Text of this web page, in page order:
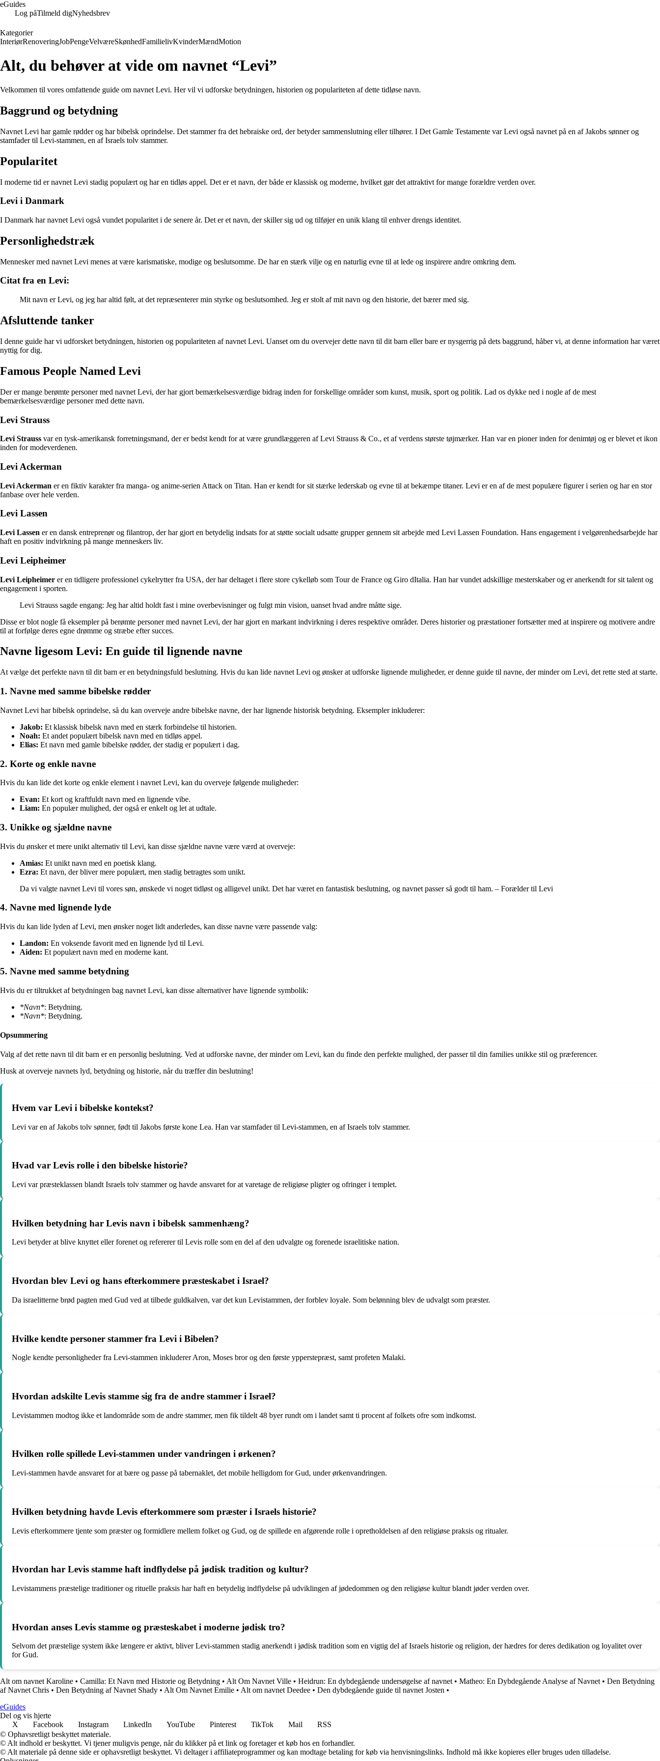
eGuides
Log påTilmeld digNyhedsbrev
Kategorier
InteriørRenoveringJobPengeVelværeSkønhedFamilielivKvinderMændMotion
Alt, du behøver at vide om navnet “Levi”
Velkommen til vores omfattende guide om navnet Levi. Her vil vi udforske betydningen, historien og populariteten af dette tidløse navn.
Baggrund og betydning
Navnet Levi har gamle rødder og har bibelsk oprindelse. Det stammer fra det hebraiske ord, der betyder sammenslutning eller tilhører. I Det Gamle Testamente var Levi også navnet på en af Jakobs sønner og
stamfader til Levi-stammen, en af Israels tolv stammer.
Popularitet
I moderne tid er navnet Levi stadig populært og har en tidløs appel. Det er et navn, der både er klassisk og moderne, hvilket gør det attraktivt for mange forældre verden over.
Levi i Danmark
I Danmark har navnet Levi også vundet popularitet i de senere år. Det er et navn, der skiller sig ud og tilføjer en unik klang til enhver drengs identitet.
Personlighedstræk
Mennesker med navnet Levi menes at være karismatiske, modige og beslutsomme. De har en stærk vilje og en naturlig evne til at lede og inspirere andre omkring dem.
Citat fra en Levi:
Mit navn er Levi, og jeg har altid følt, at det repræsenterer min styrke og beslutsomhed. Jeg er stolt af mit navn og den historie, det bærer med sig.
Afsluttende tanker
I denne guide har vi udforsket betydningen, historien og populariteten af navnet Levi. Uanset om du overvejer dette navn til dit barn eller bare er nysgerrig på dets baggrund, håber vi, at denne information har været
nyttig for dig.
Famous People Named Levi
Der er mange berømte personer med navnet Levi, der har gjort bemærkelsesværdige bidrag inden for forskellige områder som kunst, musik, sport og politik. Lad os dykke ned i nogle af de mest
bemærkelsesværdige personer med dette navn.
Levi Strauss
Levi Strauss var en tysk-amerikansk forretningsmand, der er bedst kendt for at være grundlæggeren af Levi Strauss & Co., et af verdens største tøjmærker. Han var en pioner inden for denimtøj og er blevet et ikon
inden for modeverdenen.
Levi Ackerman
Levi Ackerman er en fiktiv karakter fra manga- og anime-serien Attack on Titan. Han er kendt for sit stærke lederskab og evne til at bekæmpe titaner. Levi er en af de mest populære figurer i serien og har en stor
fanbase over hele verden.
Levi Lassen
Levi Lassen er en dansk entreprenør og filantrop, der har gjort en betydelig indsats for at støtte socialt udsatte grupper gennem sit arbejde med Levi Lassen Foundation. Hans engagement i velgørenhedsarbejde har
haft en positiv indvirkning på mange menneskers liv.
Levi Leipheimer
Levi Leipheimer er en tidligere professionel cykelrytter fra USA, der har deltaget i flere store cykelløb som Tour de France og Giro dItalia. Han har vundet adskillige mesterskaber og er anerkendt for sit talent og
engagement i sporten.
Levi Strauss sagde engang: Jeg har altid holdt fast i mine overbevisninger og fulgt min vision, uanset hvad andre måtte sige.
Disse er blot nogle få eksempler på berømte personer med navnet Levi, der har gjort en markant indvirkning i deres respektive områder. Deres historier og præstationer fortsætter med at inspirere og motivere andre
til at forfølge deres egne drømme og stræbe efter succes.
Navne ligesom Levi: En guide til lignende navne
At vælge det perfekte navn til dit barn er en betydningsfuld beslutning. Hvis du kan lide navnet Levi og ønsker at udforske lignende muligheder, er denne guide til navne, der minder om Levi, det rette sted at starte.
1. Navne med samme bibelske rødder
Navnet Levi har bibelsk oprindelse, så du kan overveje andre bibelske navne, der har lignende historisk betydning. Eksempler inkluderer:
Jakob: Et klassisk bibelsk navn med en stærk forbindelse til historien.
Noah: Et andet populært bibelsk navn med en tidløs appel.
Elias: Et navn med gamle bibelske rødder, der stadig er populært i dag.
2. Korte og enkle navne
Hvis du kan lide det korte og enkle element i navnet Levi, kan du overveje følgende muligheder:
Evan: Et kort og kraftfuldt navn med en lignende vibe.
Liam: En populær mulighed, der også er enkelt og let at udtale.
3. Unikke og sjældne navne
Hvis du ønsker et mere unikt alternativ til Levi, kan disse sjældne navne være værd at overveje:
Amias: Et unikt navn med en poetisk klang.
Ezra: Et navn, der bliver mere populært, men stadig betragtes som unikt.
Da vi valgte navnet Levi til vores søn, ønskede vi noget tidløst og alligevel unikt. Det har været en fantastisk beslutning, og navnet passer så godt til ham. – Forælder til Levi
4. Navne med lignende lyde
Hvis du kan lide lyden af Levi, men ønsker noget lidt anderledes, kan disse navne være passende valg:
Landon: En voksende favorit med en lignende lyd til Levi.
Aiden: Et populært navn med en moderne kant.
5. Navne med samme betydning
Hvis du er tiltrukket af betydningen bag navnet Levi, kan disse alternativer have lignende symbolik:
*Navn*: Betydning.
*Navn*: Betydning.
Opsummering
Valg af det rette navn til dit barn er en personlig beslutning. Ved at udforske navne, der minder om Levi, kan du finde den perfekte mulighed, der passer til din families unikke stil og præferencer.
Husk at overveje navnets lyd, betydning og historie, når du træffer din beslutning!
Hvem var Levi i bibelske kontekst?
Levi var en af Jakobs tolv sønner, født til Jakobs første kone Lea. Han var stamfader til Levi-stammen, en af Israels tolv stammer.
Hvad var Levis rolle i den bibelske historie?
Levi var præsteklassen blandt Israels tolv stammer og havde ansvaret for at varetage de religiøse pligter og ofringer i templet.
Hvilken betydning har Levis navn i bibelsk sammenhæng?
Levi betyder at blive knyttet eller forenet og refererer til Levis rolle som en del af den udvalgte og forenede israelitiske nation.
Hvordan blev Levi og hans efterkommere præsteskabet i Israel?
Da israelitterne brød pagten med Gud ved at tilbede guldkalven, var det kun Levistammen, der forblev loyale. Som belønning blev de udvalgt som præster.
Hvilke kendte personer stammer fra Levi i Bibelen?
Nogle kendte personligheder fra Levi-stammen inkluderer Aron, Moses bror og den første ypperstepræst, samt profeten Malaki.
Hvordan adskilte Levis stamme sig fra de andre stammer i Israel?
Levistammen modtog ikke et landområde som de andre stammer, men fik tildelt 48 byer rundt om i landet samt ti procent af folkets ofre som indkomst.
Hvilken rolle spillede Levi-stammen under vandringen i ørkenen?
Levi-stammen havde ansvaret for at bære og passe på tabernaklet, det mobile helligdom for Gud, under ørkenvandringen.
Hvilken betydning havde Levis efterkommere som præster i Israels historie?
Levis efterkommere tjente som præster og formidlere mellem folket og Gud, og de spillede en afgørende rolle i opretholdelsen af den religiøse praksis og ritualer.
Hvordan har Levis stamme haft indflydelse på jødisk tradition og kultur?
Levistammens præstelige traditioner og rituelle praksis har haft en betydelig indflydelse på udviklingen af jødedommen og den religiøse kultur blandt jøder verden over.
Hvordan anses Levis stamme og præsteskabet i moderne jødisk tro?
Selvom det præstelige system ikke længere er aktivt, bliver Levi-stammen stadig anerkendt i jødisk tradition som en vigtig del af Israels historie og religion, der hædres for deres dedikation og loyalitet over
for Gud.
Alt om navnet Karoline • Camilla: Et Navn med Historie og Betydning • Alt Om Navnet Ville • Heidrun: En dybdegående undersøgelse af navnet• Matheo: En Dybdegående Analyse af Navnet• Den Betydning
af Navnet Chris • Den Betydning af Navnet Shady • Alt Om Navnet Emilie • Alt om navnet Deedee • Den dybdegående guide til navnet Josten •
eGuides
Del og vis hjerte
X
Facebook Instagram LinkedIn YouTube Pinterest TikTok Mail
RSS
© Ophavsretligt beskyttet materiale.
© Alt indhold er beskyttet. Vi tjener muligvis penge, når du klikker på et link og foretager et køb hos en forhandler.
© Alt materiale på denne side er ophavsretligt beskyttet. Vi deltager i affiliateprogrammer og kan modtage betaling for køb via henvisningslinks. Indhold må ikke kopieres eller bruges uden tilladelse.